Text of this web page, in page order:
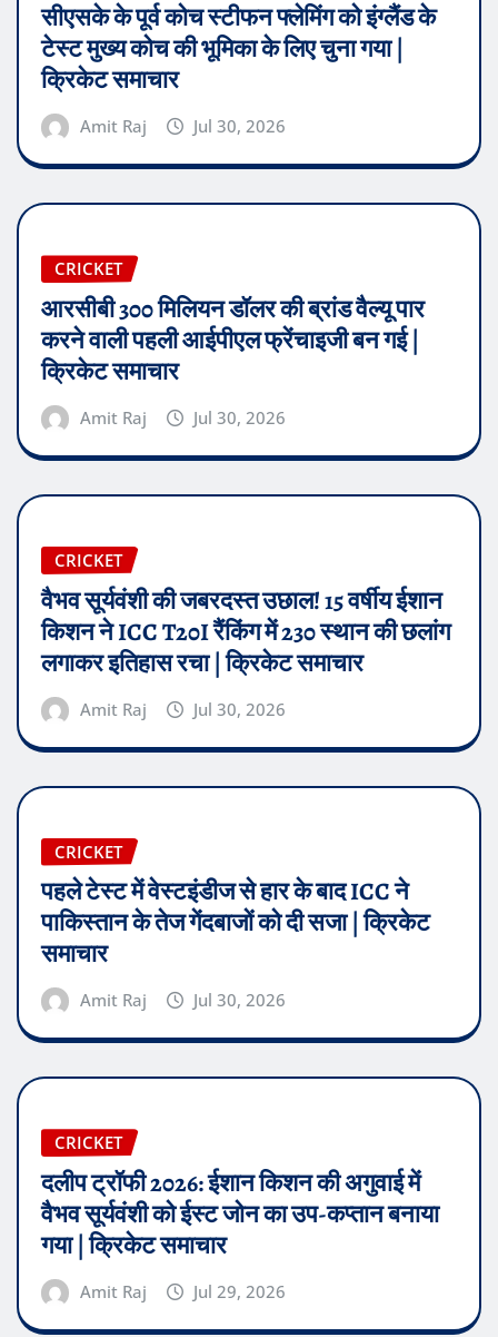
सीएसके के पूर्व कोच स्टीफन फ्लेमिंग को इंग्लैंड के
टेस्ट मुख्य कोच की भूमिका के लिए चुना गया |
क्रिकेट समाचार
Amit Raj Jul 30, 2026
CRICKET
आरसीबी 300 मिलियन डॉलर की ब्रांड वैल्यू पार
करने वाली पहली आईपीएल फ्रेंचाइजी बन गई |
क्रिकेट समाचार
Amit Raj Jul 30, 2026
CRICKET
वैभव सूर्यवंशी की जबरदस्त उछाल! 15 वर्षीय ईशान
किशन ने ICC T20I रैंकिंग में 230 स्थान की छलांग
लगाकर इतिहास रचा | क्रिकेट समाचार
Amit Raj Jul 30, 2026
CRICKET
पहले टेस्ट में वेस्टइंडीज से हार के बाद ICC ने
पाकिस्तान के तेज गेंदबाजों को दी सजा | क्रिकेट
समाचार
Amit Raj Jul 30, 2026
CRICKET
दलीप ट्रॉफी 2026: ईशान किशन की अगुवाई में
वैभव सूर्यवंशी को ईस्ट जोन का उप-कप्तान बनाया
गया | क्रिकेट समाचार
Amit Raj Jul 29, 2026